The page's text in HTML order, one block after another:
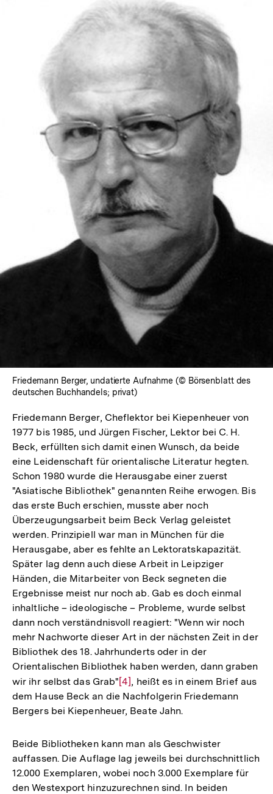
In
Lightbox
öffnen
Friedemann Berger, undatierte Aufnahme (© Börsenblatt des
deutschen Buchhandels; privat)
Friedemann Berger, Cheflektor bei Kiepenheuer von
1977 bis 1985, und Jürgen Fischer, Lektor bei C. H.
Beck, erfüllten sich damit einen Wunsch, da beide
eine Leidenschaft für orientalische Literatur hegten.
Schon 1980 wurde die Herausgabe einer zuerst
"Asiatische Bibliothek" genannten Reihe erwogen. Bis
das erste Buch erschien, musste aber noch
Überzeugungsarbeit beim Beck Verlag geleistet
werden. Prinzipiell war man in München für die
Herausgabe, aber es fehlte an Lektoratskapazität.
Später lag denn auch diese Arbeit in Leipziger
Händen, die Mitarbeiter von Beck segneten die
Ergebnisse meist nur noch ab. Gab es doch einmal
inhaltliche – ideologische – Probleme, wurde selbst
dann noch verständnisvoll reagiert: "Wenn wir noch
mehr Nachworte dieser Art in der nächsten Zeit in der
Bibliothek des 18. Jahrhunderts oder in der
Orientalischen Bibliothek haben werden, dann graben
wir ihr selbst das Grab"Zur
Auflösung
der
[4], heißt es in einem Brief aus
dem Hause Beck an die Nachfolgerin Friedemann
Bergers bei Kiepenheuer, Beate Jahn.
Beide Bibliotheken kann man als Geschwister
auffassen. Die Auflage lag jeweils bei durchschnittlich
12.000 Exemplaren, wobei noch 3.000 Exemplare für
den Westexport hinzuzurechnen sind. In beiden